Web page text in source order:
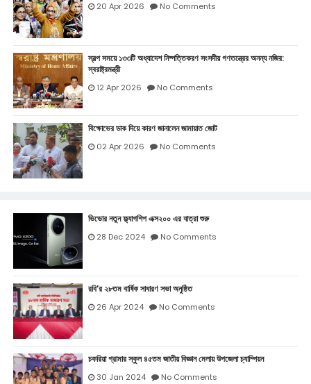
20 Apr 2026 No Comments
স্বল্প সময়ে ১৩৩টি অধ্যাদেশ নিষ্পত্তিকরণ সংসদীয় গণতন্ত্রের অনন্য নজির:
স্বরাষ্ট্রমন্ত্রী
12 Apr 2026 No Comments
বিক্ষোভের ডাক দিয়ে কারণ জানালেন জামায়াত জোট
02 Apr 2026 No Comments
ভিভোর নতুন ফ্ল্যাগশিপ এক্স২০০ এর যাত্রা শুরু
28 Dec 2024 No Comments
রবি’র ২৮তম বার্ষিক সাধারণ সভা অনুষ্ঠিত
26 Apr 2024 No Comments
চকরিয়া গ্রামার স্কুল ৪৫তম জাতীয় বিজ্ঞান মেলায় উপজেলা চ্যাম্পিয়ন
30 Jan 2024 No Comments